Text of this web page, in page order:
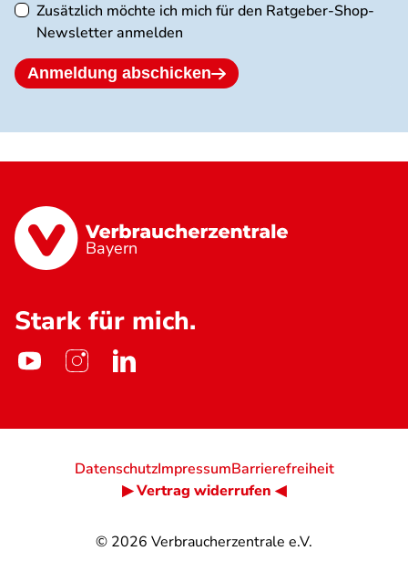
Zusätzlich möchte ich mich für den Ratgeber-Shop-
Newsletter anmelden
Anmeldung abschicken
Bayern
Stark für mich.
© 2026 Verbraucherzentrale e.V.
DatenschutzImpressumBarrierefreiheit
▶ Vertrag widerrufen ◀